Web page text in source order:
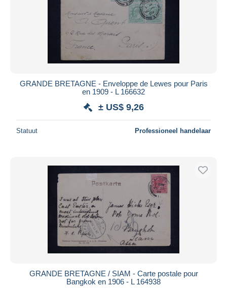
GRANDE BRETAGNE - Enveloppe de Lewes pour Paris
en 1909 - L 166632
± US$ 9,26
Statuut Professioneel handelaar
GRANDE BRETAGNE / SIAM - Carte postale pour
Bangkok en 1906 - L 164938